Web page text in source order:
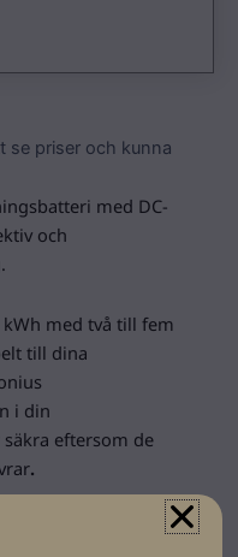
se priser och kunna
med DC-
och
med två till fem
till dina
i din
eftersom de
.
garanterar alltid